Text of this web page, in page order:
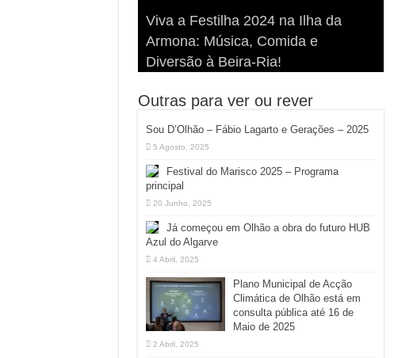
Sou D’Olhão – Fábio Lagarto e
Gerações – 2025
Viva a Festilha 2024 na Ilha da
Armona: Música, Comida e
Diversão à Beira-Ria!
Taphani X Benkest: Vídeo Musical
na Ilha da Armona
Fábio Lagarto e Gerações Lançam
“Lavar a Loiça” na Ilha dos
Hangares
Festival Pirata 2024 Invade Olhão:
Quatro Dias Mais Um de Aventura e
Diversão!
Outras para ver ou rever
Sou D’Olhão – Fábio Lagarto e Gerações – 2025
5 Agosto, 2025
Festival do Marisco 2025 – Programa
principal
20 Junho, 2025
Já começou em Olhão a obra do futuro HUB
Azul do Algarve
4 Abril, 2025
Plano Municipal de Acção
Climática de Olhão está em
consulta pública até 16 de
Maio de 2025
2 Abril, 2025